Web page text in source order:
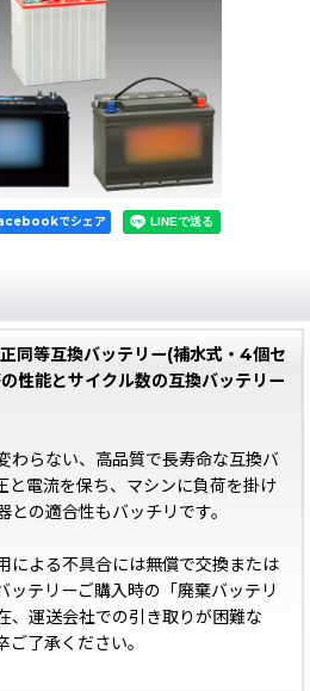
でシェア
同等互換バッテリー(補水式・4個セ
性能とサイクル数の互換バッテリー
わらない、高品質で長寿命な互換バ
と電流を保ち、マシンに負荷を掛け
の適合性もバッチリです。
による不具合には無償で交換または
ッテリーご購入時の「廃棄バッテリ
、運送会社での引き取りが困難な
了承ください。